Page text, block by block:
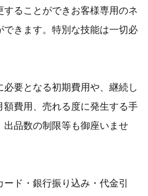
ることができお客様専用のネ
できます。特別な技能は一切必
要となる初期費用や、継続し
費用、売れる度に発生する手
品数の制限等も御座いませ
ード・銀行振り込み・代金引